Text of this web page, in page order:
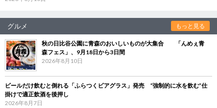
グルメ もっと見る
秋の日比谷公園に青森のおいしいものが大集合 「んめぇ青
森フェス」、9月18日から3日間
2026年8月10日
ビールだけ飲むと倒れる「ふらつくビアグラス」発売 “強制的に水を飲む”仕
掛けで適正飲酒を後押し
2026年8月7日